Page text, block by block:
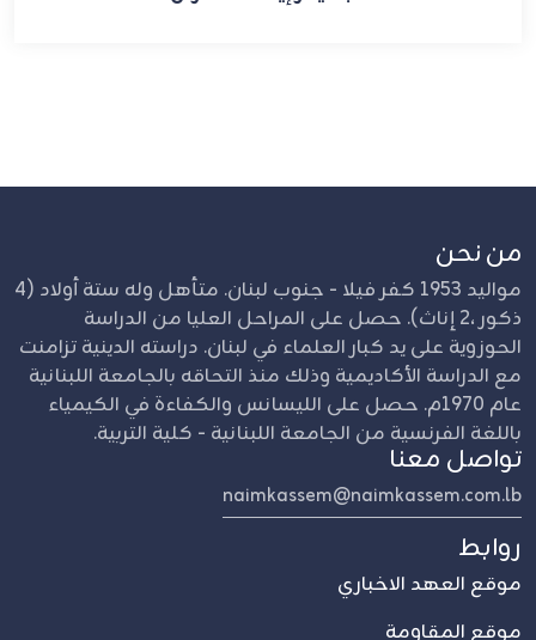
من نحن
مواليد 1953 كفر فيلا - جنوب لبنان. متأهل وله ستة أولاد (4
ذكور ،2 إناث). حصل على المراحل العليا من الدراسة
الحوزوية على يد كبار العلماء في لبنان. دراسته الدينية تزامنت
مع الدراسة الأكاديمية وذلك منذ التحاقه بالجامعة اللبنانية
عام 1970م. حصل على الليسانس والكفاءة في الكيمياء
باللغة الفرنسية من الجامعة اللبنانية - كلية التربية.
تواصل معنا
naimkassem@naimkassem.com.lb
روابط
موقع العهد الاخباري
موقع المقاومة